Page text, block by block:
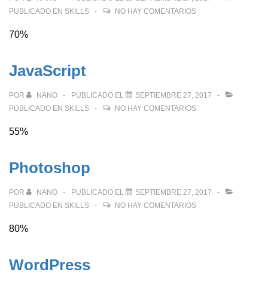
PUBLICADO EN SKILLS NO HAY COMENTARIOS
70%
JavaScript
POR NANO PUBLICADO EL
SEPTIEMBRE 27, 2017
PUBLICADO EN SKILLS NO HAY COMENTARIOS
55%
Photoshop
POR NANO PUBLICADO EL
SEPTIEMBRE 27, 2017
PUBLICADO EN SKILLS NO HAY COMENTARIOS
80%
WordPress